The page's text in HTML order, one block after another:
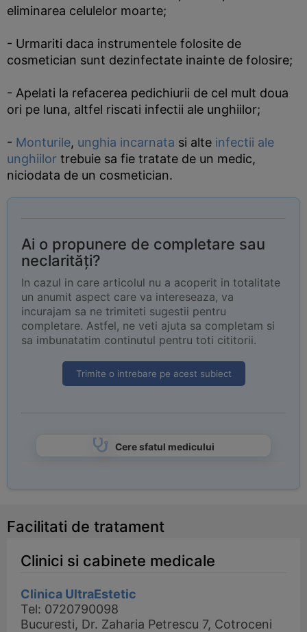
eliminarea celulelor moarte;
- Urmariti daca instrumentele folosite de
cosmetician sunt dezinfectate inainte de folosire;
- Apelati la refacerea pedichiurii de cel mult doua
ori pe luna, altfel riscati infectii ale unghiilor;
- Monturile, unghia incarnata si alte infectii ale
unghiilor trebuie sa fie tratate de un medic,
niciodata de un cosmetician.
Ai o propunere de completare sau
neclarități?
In cazul in care articolul nu a acoperit in totalitate
un anumit aspect care va intereseaza, va
incurajam sa ne trimiteti sugestii pentru
completare. Astfel, ne veti ajuta sa completam si
sa imbunatatim continutul pentru toti cititorii.
Trimite o intrebare pe acest subiect
Cere sfatul medicului
Facilitati de tratament
Clinici si cabinete medicale
Clinica UltraEstetic
Tel: 0720790098
Bucuresti, Dr. Zaharia Petrescu 7, Cotroceni